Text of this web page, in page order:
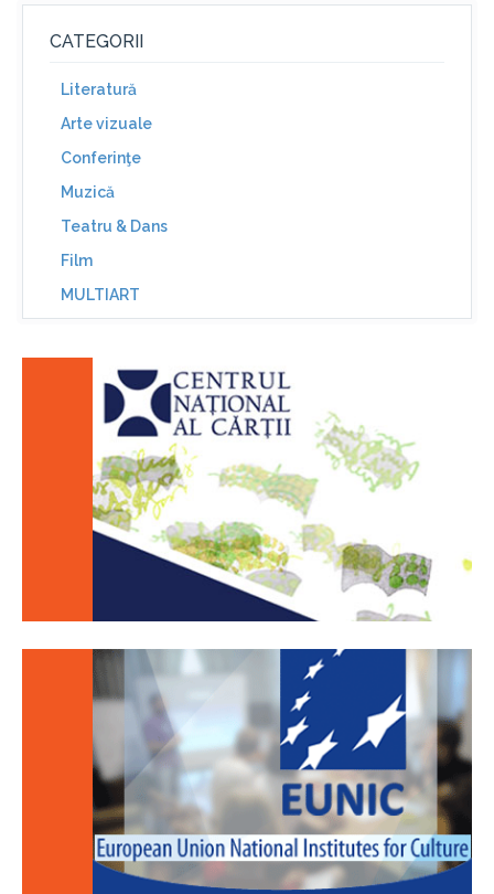
CATEGORII
Literatură
Arte vizuale
Conferinţe
Muzică
Teatru & Dans
Film
MULTIART